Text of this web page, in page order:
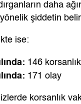
daha
şiddetin
ise:
146
171 olay
korsanlık